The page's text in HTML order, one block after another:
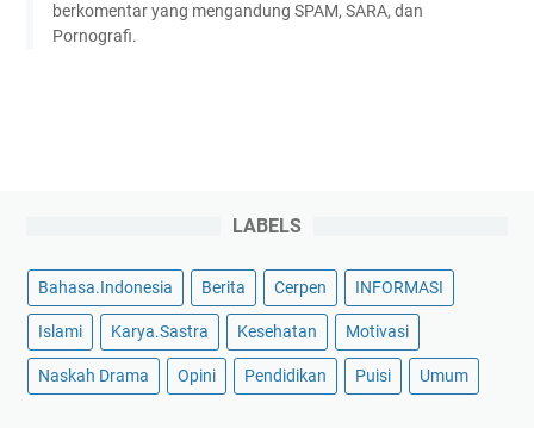
berkomentar yang mengandung SPAM, SARA, dan
Pornografi.
LABELS
Bahasa.Indonesia Berita Cerpen INFORMASI
Islami Karya.Sastra Kesehatan Motivasi
Naskah Drama Opini Pendidikan Puisi Umum